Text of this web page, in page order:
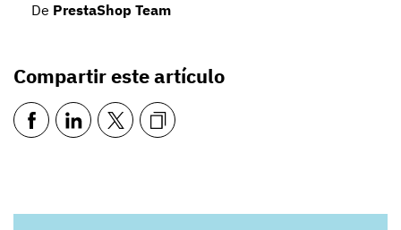
De PrestaShop Team
Compartir este artículo